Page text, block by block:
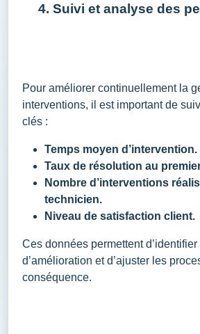
4. Suivi et analyse des
Pour améliorer continuellement la
interventions, il est important de
clés :
Temps moyen d’intervention.
Taux de résolution au
Nombre d’interventions
technicien.
Niveau de satisfaction client.
Ces données permettent
d’amélioration et d’ajuster les
conséquence.